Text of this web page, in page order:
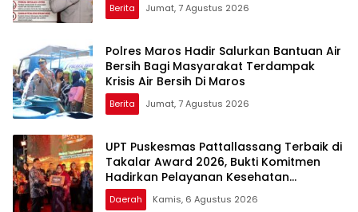
Berita Jumat, 7 Agustus 2026
Polres Maros Hadir Salurkan Bantuan Air
Bersih Bagi Masyarakat Terdampak
Krisis Air Bersih Di Maros
Berita Jumat, 7 Agustus 2026
UPT Puskesmas Pattallassang Terbaik di
Takalar Award 2026, Bukti Komitmen
Hadirkan Pelayanan Kesehatan
Berkualitas
Daerah Kamis, 6 Agustus 2026